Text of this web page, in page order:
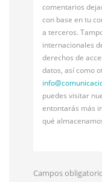
comentarios
con base en tu
a terceros.
internacionales
derechos de
datos, así como
info@
puedes visitar
entontarás más
qué
Campos